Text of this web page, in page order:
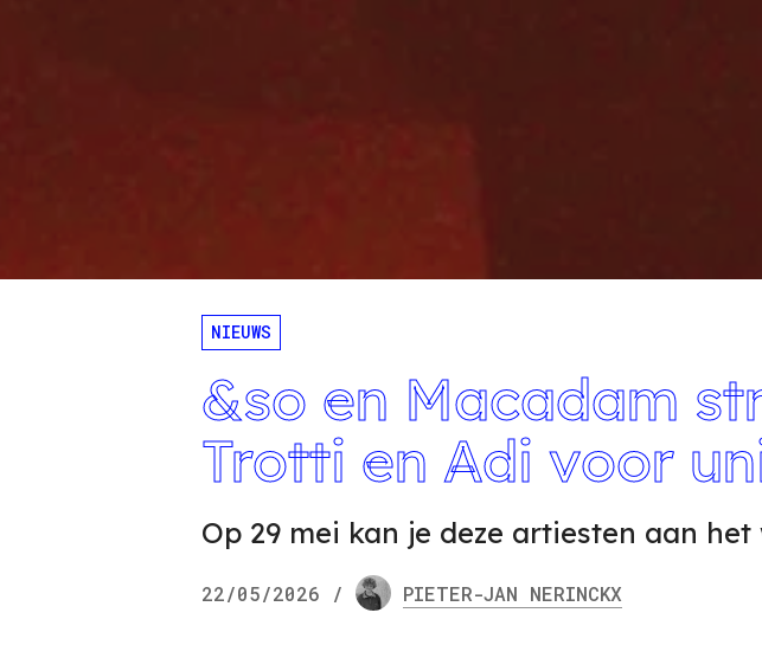
NIEUWS
&so en Macadam
Trotti en Adi voor
Op 29 mei kan je deze artiesten aan
22/05/2026 / PIETER-JAN NERINCKX